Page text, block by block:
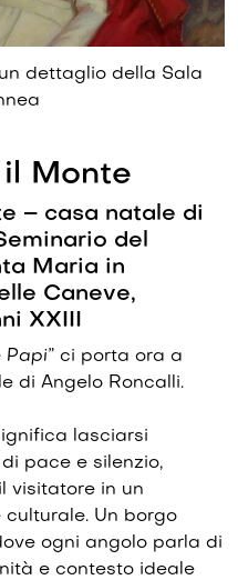
dettaglio della Sala
Monte
– casa natale di
del
Maria in
Caneve,
XXIII
Papi” ci porta ora a
di Angelo Roncalli.
lasciarsi
pace e silenzio,
visitatore in un
culturale. Un borgo
ogni angolo parla di
e contesto ideale